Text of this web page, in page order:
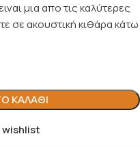
μια απο τις καλύτερες
σε ακουστική κιθάρα κάτω
ΚΑΛΆΘΙ